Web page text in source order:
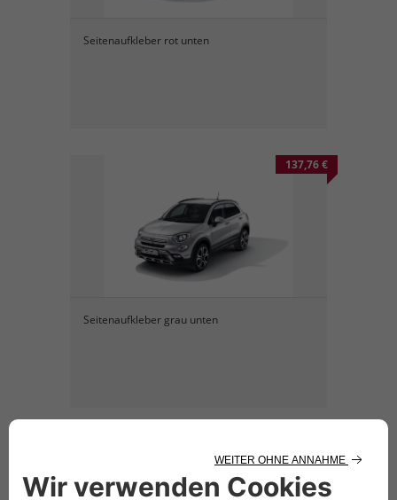
Seitenaufkleber rot unten
137,76 €
Seitenaufkleber grau unten